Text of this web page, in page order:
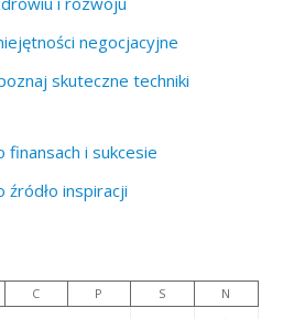
negocjacyjne
skuteczne techniki
finansach i sukcesie
źródło inspiracji
C P S N